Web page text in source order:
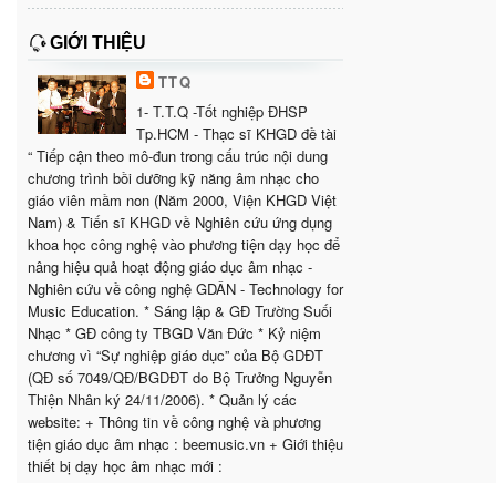
GIỚI THIỆU
TTQ
1- T.T.Q -Tốt nghiệp ĐHSP
Tp.HCM - Thạc sĩ KHGD đề tài
“ Tiếp cận theo mô-đun trong cấu trúc nội dung
chương trình bồi dưỡng kỹ năng âm nhạc cho
giáo viên mầm non (Năm 2000, Viện KHGD Việt
Nam) & Tiến sĩ KHGD về Nghiên cứu ứng dụng
khoa học công nghệ vào phương tiện dạy học để
nâng hiệu quả hoạt động giáo dục âm nhạc -
Nghiên cứu về công nghệ GDÂN - Technology for
Music Education. * Sáng lập & GĐ Trường Suối
Nhạc * GĐ công ty TBGD Văn Đức * Kỷ niệm
chương vì “Sự nghiệp giáo dục” của Bộ GDĐT
(QĐ số 7049/QĐ/BGDĐT do Bộ Trưởng Nguyễn
Thiện Nhân ký 24/11/2006). * Quản lý các
website: + Thông tin về công nghệ và phương
tiện giáo dục âm nhạc : beemusic.vn + Giới thiệu
thiết bị dạy học âm nhạc mới :